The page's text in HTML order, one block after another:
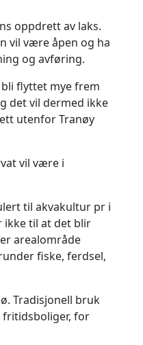
oppdrett av laks.
vil være åpen og ha
og avføring.
flyttet mye frem
det vil dermed ikke
utenfor Tranøy
vil være i
til akvakultur pr i
ikke til at det blir
arealområde
fiske, ferdsel,
Tradisjonell bruk
fritidsboliger, for